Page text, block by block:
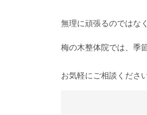
無理に頑張るのではな
梅の木整体院では、季
お気軽にご相談ください